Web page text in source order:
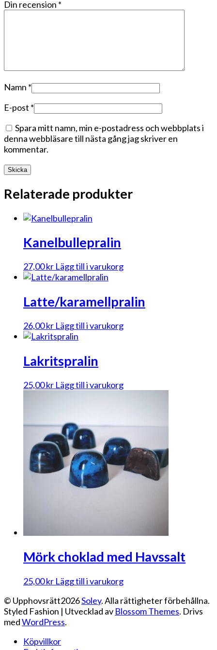
Din recension *
Namn *
E-post *
Spara mitt namn, min e-postadress och webbplats i
denna webbläsare till nästa gång jag skriver en
kommentar.
Relaterade produkter
Kanelbullepralin
27,00kr Lägg till i varukorg
Latte/karamellpralin
26,00kr Lägg till i varukorg
Lakritspralin
25,00kr Lägg till i varukorg
Mörk choklad med Havssalt
25,00kr Lägg till i varukorg
© Upphovsrätt2026Soley. Alla rättigheter förbehållna.
Styled Fashion | Utvecklad av Blossom Themes. Drivs
medWordPress.
Köpvillkor